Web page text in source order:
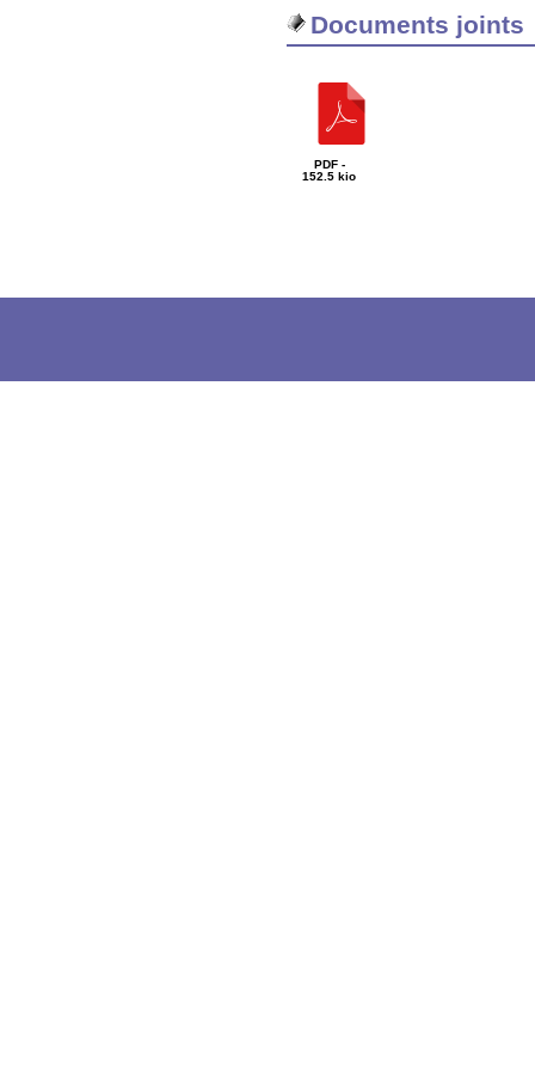
Documents joints
PDF -
152.5 kio